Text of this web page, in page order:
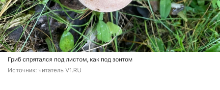
Гриб спрятался под листом, как под зонтом
Источник: читатель V1.RU